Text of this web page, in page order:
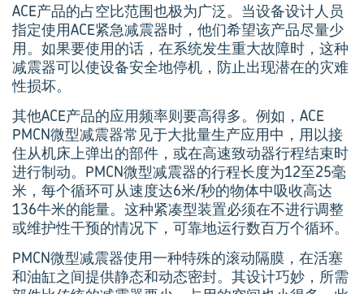
ACE产品的占空比范围也极为广泛。当设备设计人员
指定使用ACE紧急减震器时，他们希望该产品尽量少
用。如果要使用的话，在系统发生重大故障时，这种
减震器可以使设备安全地停机，防止出现潜在的灾难
性损坏。
其他ACE产品的应用频率则要高得多。例如，ACE
PMCN微型减震器常见于大批量生产应用中，用以接
住从机床上弹出的部件，或在高速致动器行程结束时
进行制动。PMCN微型减震器的行程长度为12至25毫
米，每个循环可从速度达6米/秒的物体中吸收高达
136牛米的能量。这种紧凑型装置必须在不进行调整
或维护性干预的情况下，可靠地运行数百万个循环。
PMCN微型减震器使用一种特殊的滚动隔膜，在活塞
和油缸之间提供静态和动态密封。其设计巧妙，所需